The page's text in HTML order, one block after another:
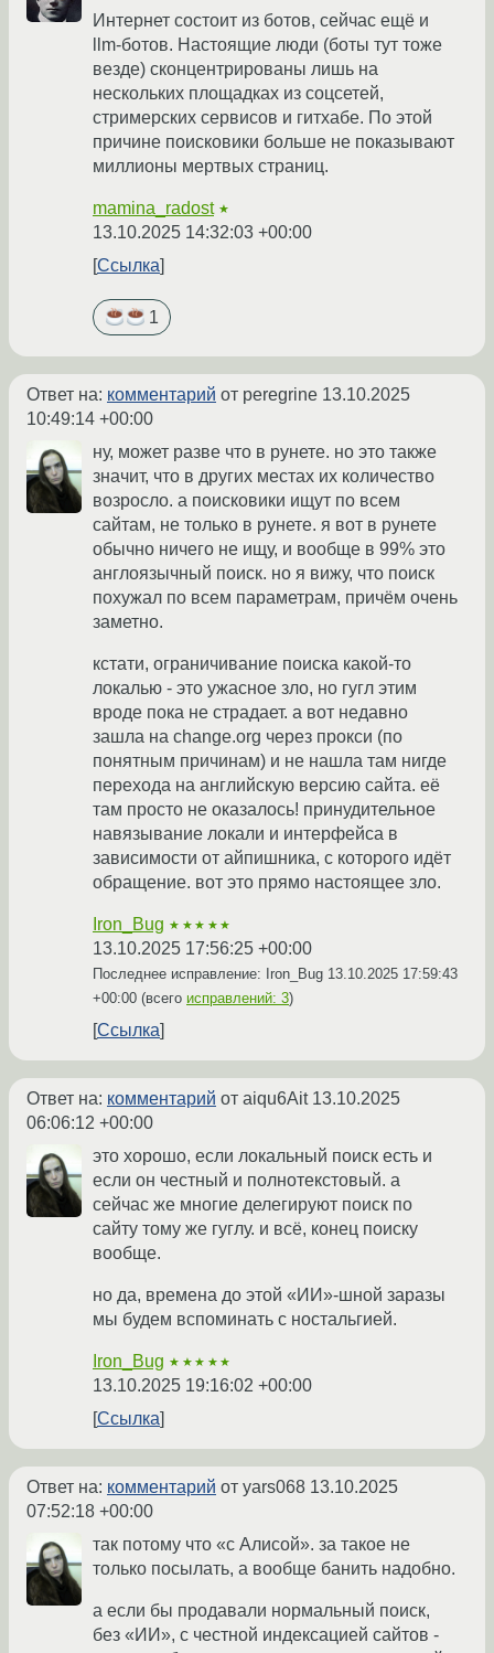
Интернет состоит из ботов, сейчас ещё и
llm-ботов. Настоящие люди (боты тут тоже
везде) сконцентрированы лишь на
нескольких площадках из соцсетей,
стримерских сервисов и гитхабе. По этой
причине поисковики больше не показывают
миллионы мертвых страниц.
mamina_radost ★
13.10.2025 14:32:03 +00:00
Ссылка
1
Ответ на: комментарий от peregrine 13.10.2025
10:49:14 +00:00
ну, может разве что в рунете. но это также
значит, что в других местах их количество
возросло. а поисковики ищут по всем
сайтам, не только в рунете. я вот в рунете
обычно ничего не ищу, и вообще в 99% это
англоязычный поиск. но я вижу, что поиск
похужал по всем параметрам, причём очень
заметно.
кстати, ограничивание поиска какой-то
локалью - это ужасное зло, но гугл этим
вроде пока не страдает. а вот недавно
зашла на change.org через прокси (по
понятным причинам) и не нашла там нигде
перехода на английскую версию сайта. её
там просто не оказалось! принудительное
навязывание локали и интерфейса в
зависимости от айпишника, с которого идёт
обращение. вот это прямо настоящее зло.
Iron_Bug ★★★★★
13.10.2025 17:56:25 +00:00
Последнее исправление: Iron_Bug 13.10.2025 17:59:43
+00:00 (всего исправлений: 3)
Ссылка
Ответ на: комментарий от aiqu6Ait 13.10.2025
06:06:12 +00:00
это хорошо, если локальный поиск есть и
если он честный и полнотекстовый. а
сейчас же многие делегируют поиск по
сайту тому же гуглу. и всё, конец поиску
вообще.
но да, времена до этой «ИИ»-шной заразы
мы будем вспоминать с ностальгией.
Iron_Bug ★★★★★
13.10.2025 19:16:02 +00:00
Ссылка
Ответ на: комментарий от yars068 13.10.2025
07:52:18 +00:00
так потому что «с Алисой». за такое не
только посылать, а вообще банить надобно.
а если бы продавали нормальный поиск,
без «ИИ», с честной индексацией сайтов -